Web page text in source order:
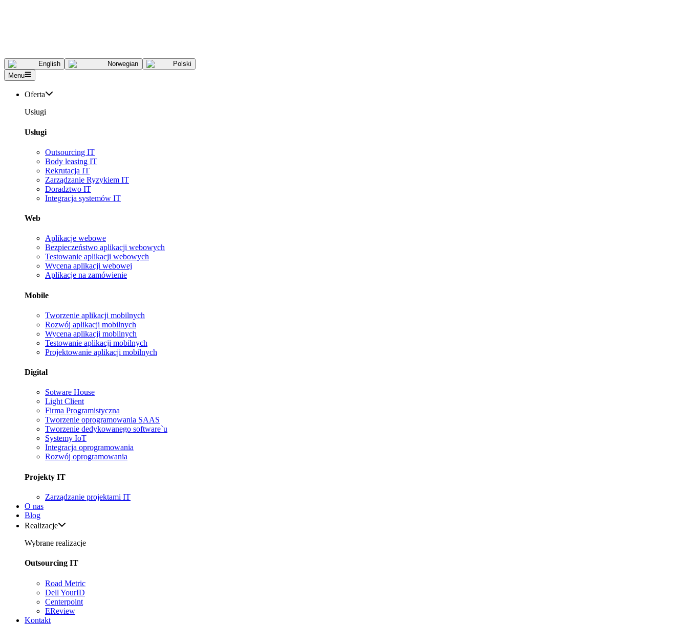
English Norwegian
Polski
Menu
Oferta
Usługi
Usługi
Outsourcing IT
Body leasing IT
Rekrutacja IT
Zarządzanie Ryzykiem IT
Doradztwo IT
Integracja systemów IT
Web
Aplikacje webowe
Bezpieczeństwo aplikacji webowych
Testowanie aplikacji webowych
Wycena aplikacji webowej
Aplikacje na zamówienie
Mobile
Tworzenie aplikacji mobilnych
Rozwój aplikacji mobilnych
Wycena aplikacji mobilnych
Testowanie aplikacji mobilnych
Projektowanie aplikacji mobilnych
Digital
Sotware House
Light Client
Firma Programistyczna
Tworzenie oprogramowania SAAS
Tworzenie dedykowanego software`u
Systemy IoT
Integracja oprogramowania
Rozwój oprogramowania
Projekty IT
Zarządzanie projektami IT
O nas
Blog
Realizacje
Wybrane realizacje
Outsourcing IT
Road Metric
Dell YourID
Centerpoint
EReview
Kontakt